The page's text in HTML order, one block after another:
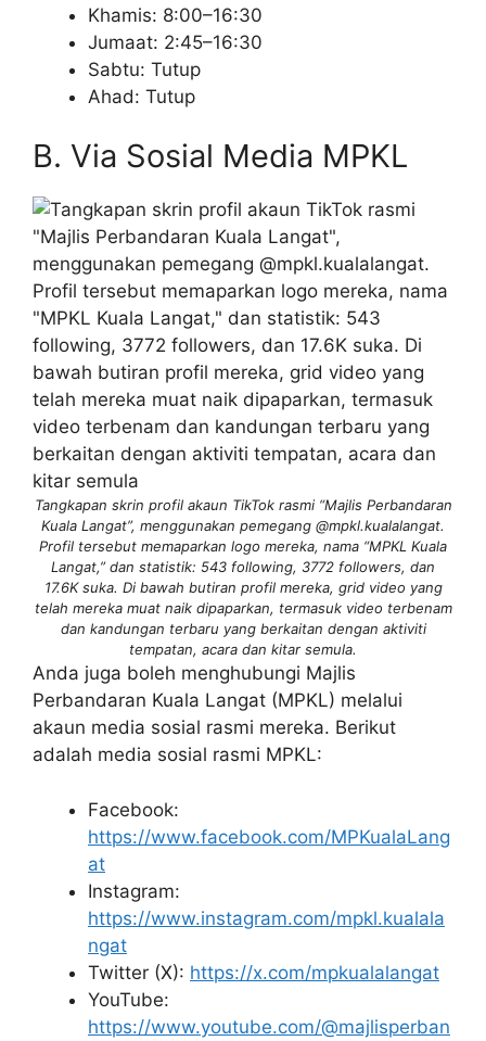
Khamis: 8:00–16:30
Jumaat: 2:45–16:30
Sabtu: Tutup
Ahad: Tutup
B. Via Sosial Media MPKL
Tangkapan skrin profil akaun TikTok rasmi “Majlis Perbandaran
Kuala Langat”, menggunakan pemegang @mpkl.kualalangat.
Profil tersebut memaparkan logo mereka, nama “MPKL Kuala
Langat,” dan statistik: 543 following, 3772 followers, dan
17.6K suka. Di bawah butiran profil mereka, grid video yang
telah mereka muat naik dipaparkan, termasuk video terbenam
dan kandungan terbaru yang berkaitan dengan aktiviti
tempatan, acara dan kitar semula.
Anda juga boleh menghubungi Majlis
Perbandaran Kuala Langat (MPKL) melalui
akaun media sosial rasmi mereka. Berikut
adalah media sosial rasmi MPKL:
Facebook:
https://www.facebook.com/MPKualaLang
at
Instagram:
https://www.instagram.com/mpkl.kualala
ngat
Twitter (X): https://x.com/mpkualalangat
YouTube:
https://www.youtube.com/@majlisperban